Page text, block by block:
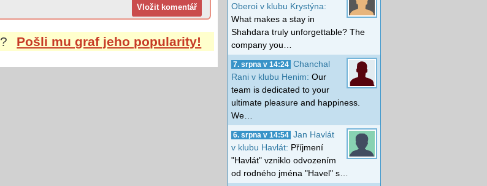
? Pošli mu graf jeho popularity!
Oberoi v klubu Krystýna:
What makes a stay in
Shahdara truly unforgettable? The
company you…
7. srpna v 14:24 Chanchal
Rani v klubu Henim: Our
team is dedicated to your
ultimate pleasure and happiness.
We…
6. srpna v 14:54 Jan Havlát
v klubu Havlát: Příjmení
"Havlát" vzniklo odvozením
od rodného jména "Havel" s…